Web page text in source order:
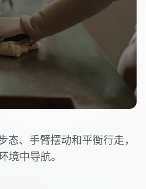
态、手臂摆动和平衡行走，
境中导航。